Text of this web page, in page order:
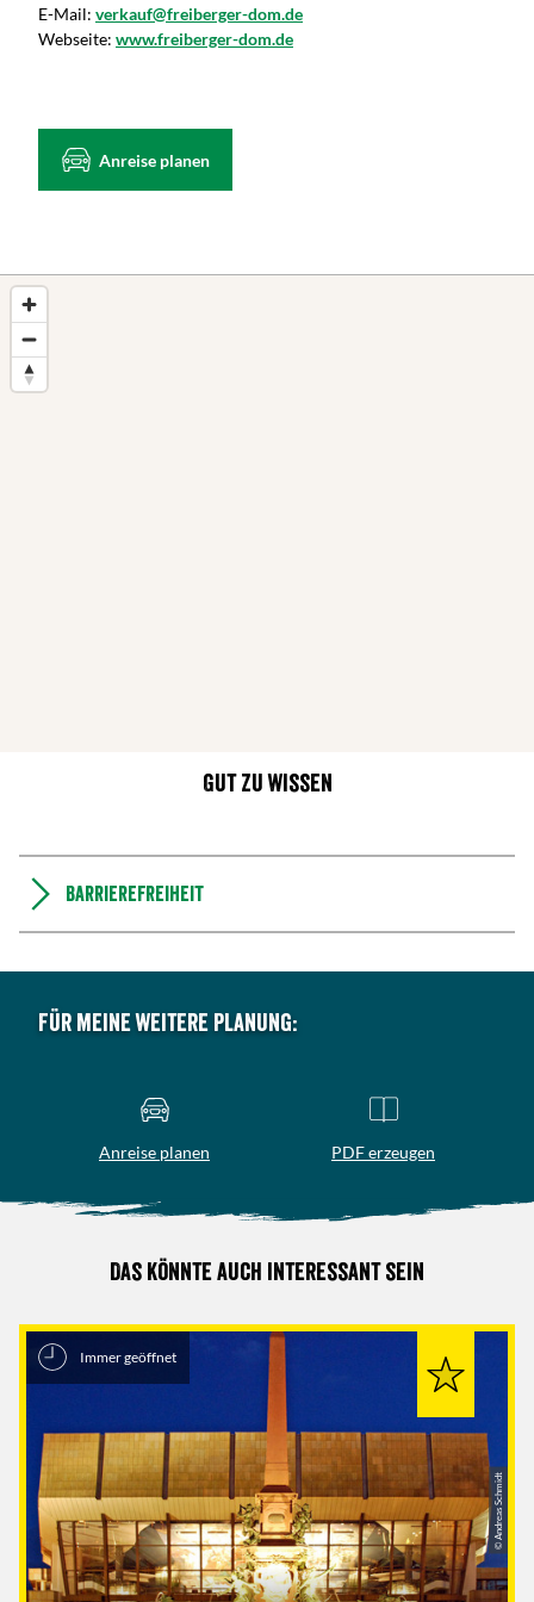
E-Mail: verkauf@freiberger-dom.de
Webseite: www.freiberger-dom.de
Anreise planen
Gut zu wissen
Barrierefreiheit
Für meine weitere Planung:
Anreise planen PDF erzeugen
Das könnte auch interessant sein
Immer geöffnet
© Andreas Schmidt